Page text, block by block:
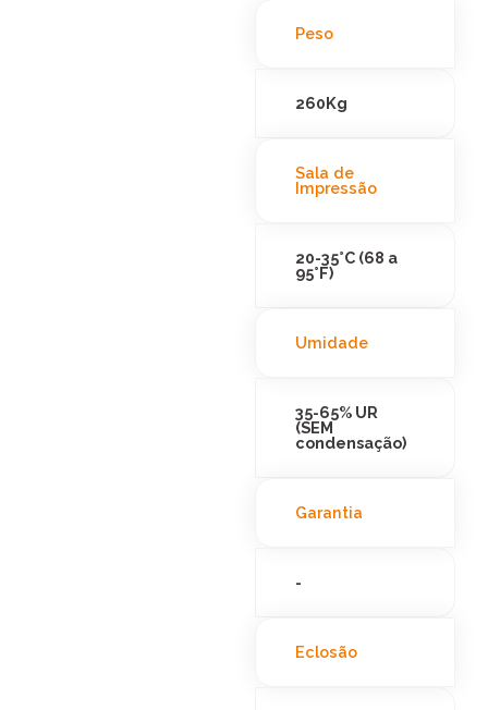
Peso
260Kg
Sala de
Impressão
20-35°C (68 a
95°F)
Umidade
35-65% UR
(SEM
condensação)
Garantia
-
Eclosão